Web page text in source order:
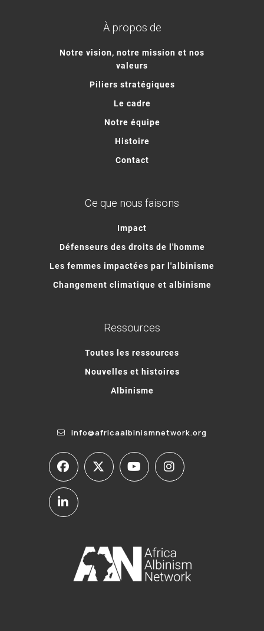
À propos de
Notre vision, notre mission et nos
valeurs
Piliers stratégiques
Le cadre
Notre équipe
Histoire
Contact
Ce que nous faisons
Impact
Défenseurs des droits de l'homme
Les femmes impactées par l'albinisme
Changement climatique et albinisme
Ressources
Toutes les ressources
Nouvelles et histoires
Albinisme
info@africaalbinismnetwork.org